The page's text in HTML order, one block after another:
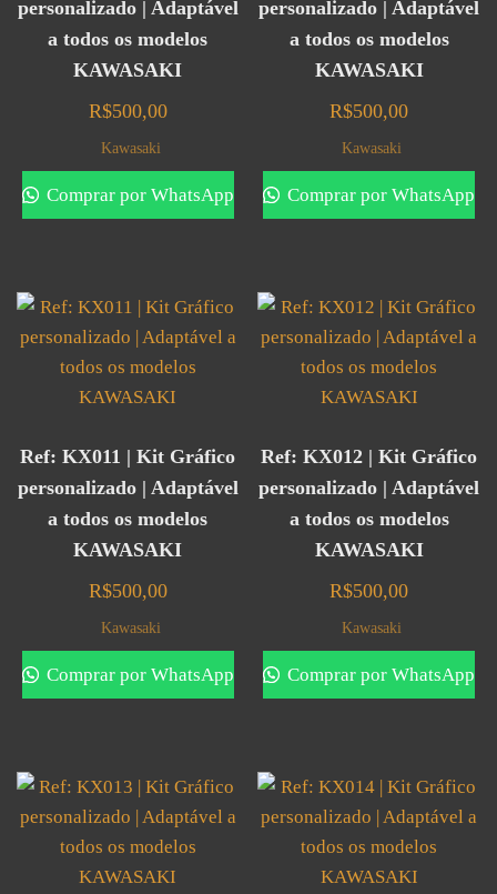
personalizado | Adaptável
a todos os modelos
KAWASAKI
R$500,00
Kawasaki
Comprar por WhatsApp
personalizado | Adaptável
a todos os modelos
KAWASAKI
R$500,00
Kawasaki
Comprar por WhatsApp
Ref: KX011 | Kit Gráfico
personalizado | Adaptável
a todos os modelos
KAWASAKI
R$500,00
Kawasaki
Comprar por WhatsApp
Ref: KX012 | Kit Gráfico
personalizado | Adaptável
a todos os modelos
KAWASAKI
R$500,00
Kawasaki
Comprar por WhatsApp